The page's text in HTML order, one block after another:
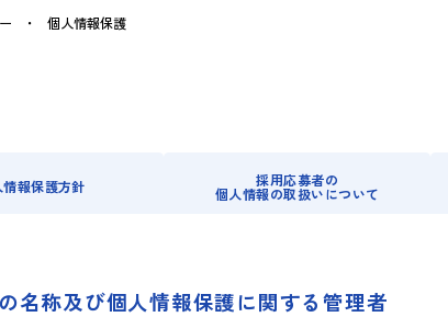
個人情報保護
報保護方針 採用応募者の
個人情報の取扱いについて
名称及び個人情報保護に関する管理者